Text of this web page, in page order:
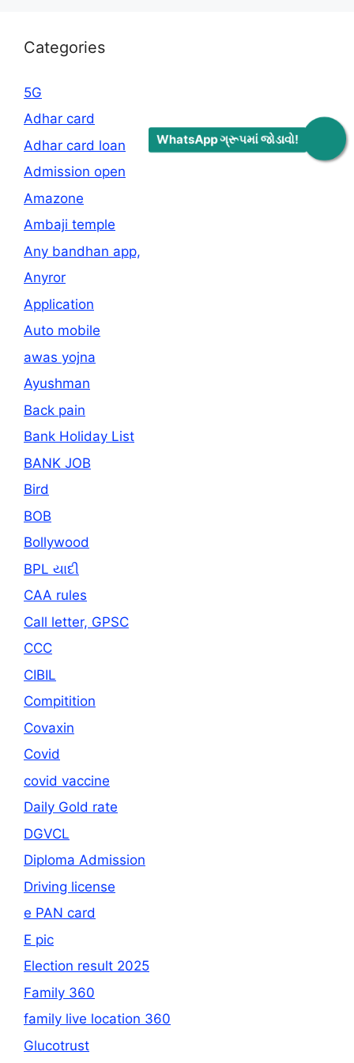
WhatsApp ગ્રૂપમાં જોડાવો!
Categories
5G
Adhar card
Adhar card loan
Admission open
Amazone
Ambaji temple
Any bandhan app,
Anyror
Application
Auto mobile
awas yojna
Ayushman
Back pain
Bank Holiday List
BANK JOB
Bird
BOB
Bollywood
BPL યાદી
CAA rules
Call letter, GPSC
CCC
CIBIL
Compitition
Covaxin
Covid
covid vaccine
Daily Gold rate
DGVCL
Diploma Admission
Driving license
e PAN card
E pic
Election result 2025
Family 360
family live location 360
Glucotrust